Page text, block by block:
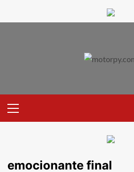
emocionante final